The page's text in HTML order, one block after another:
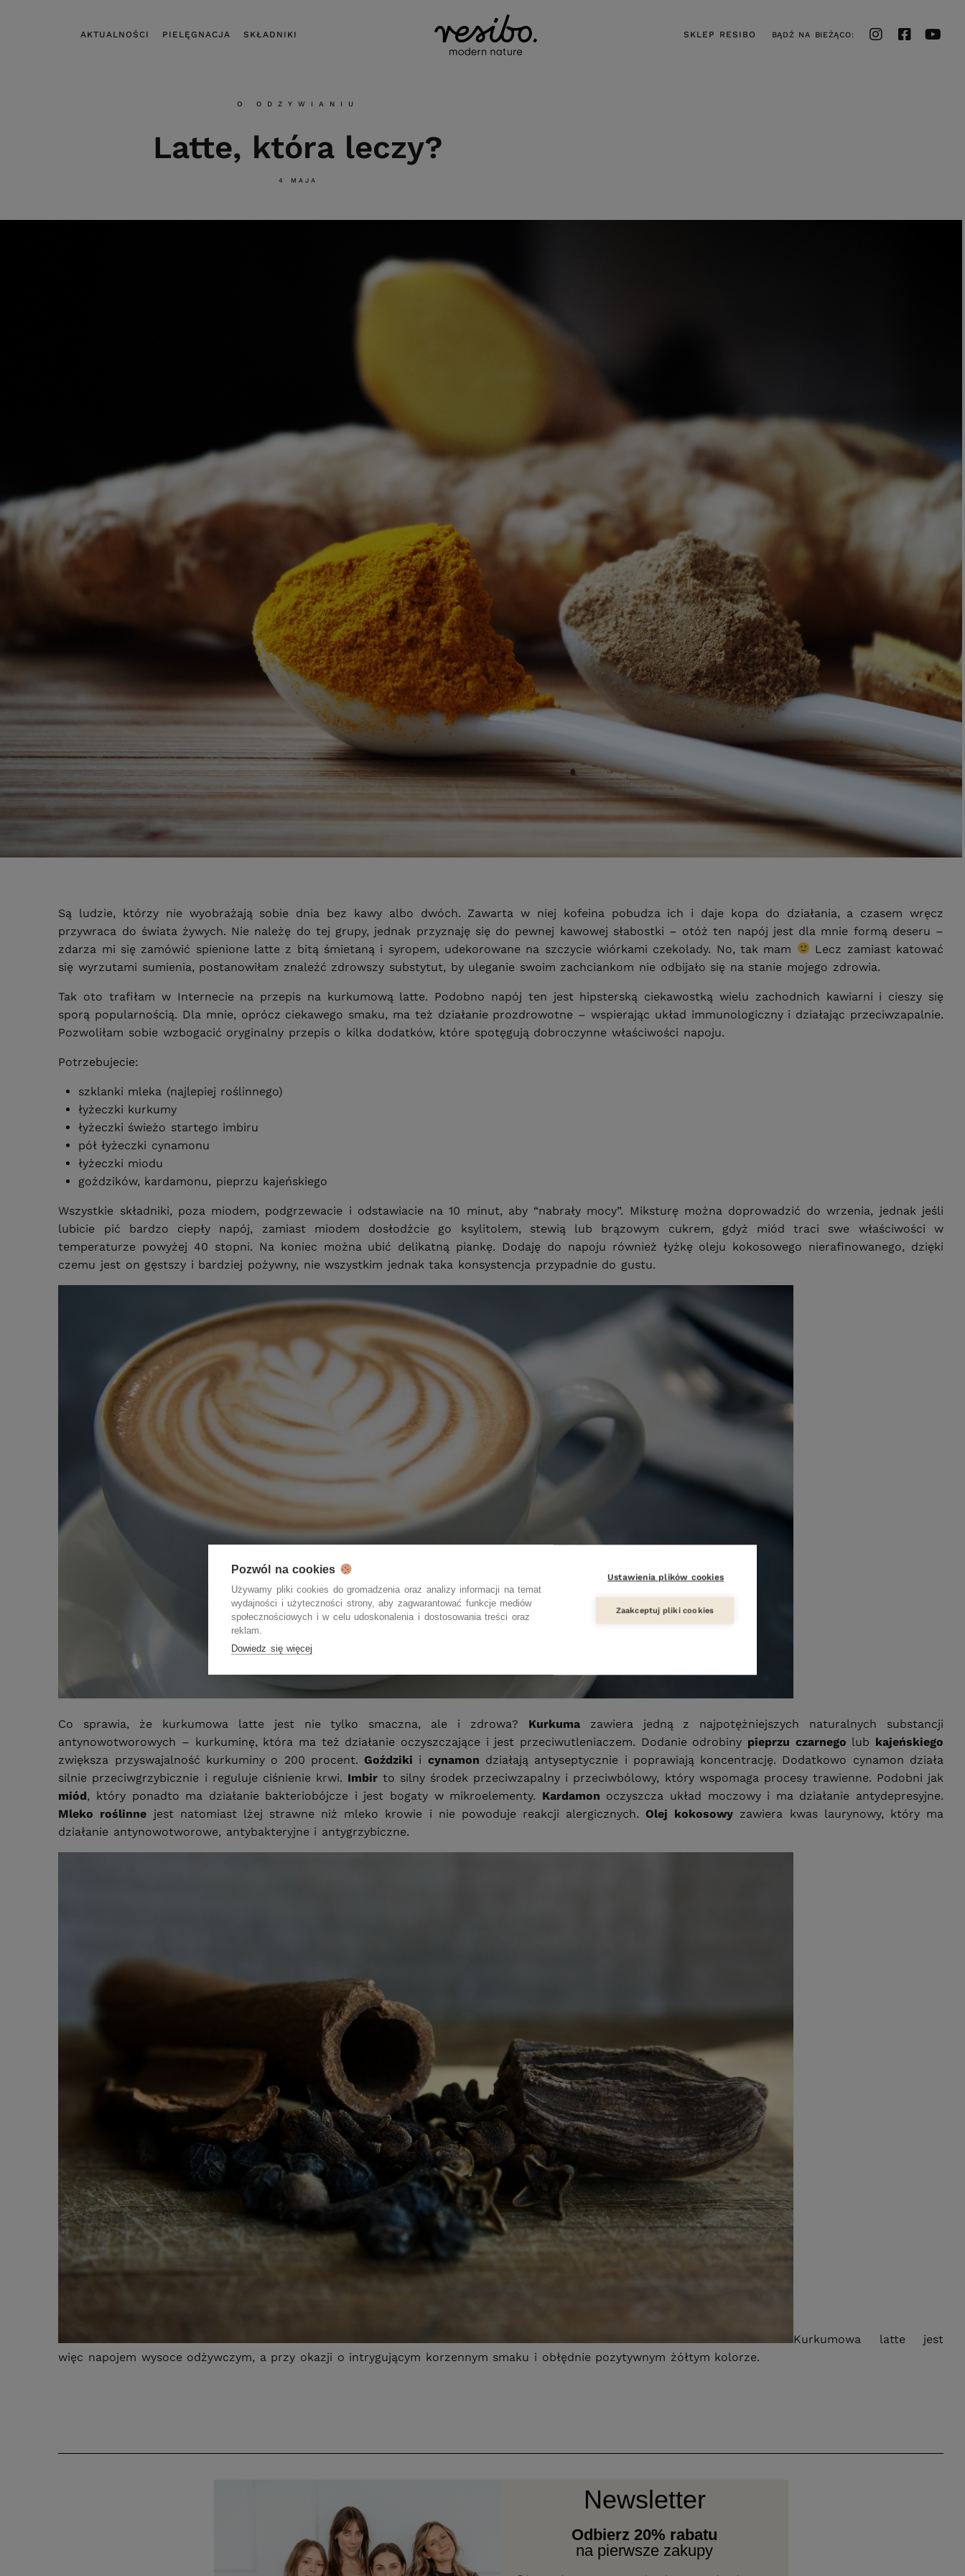
AKTUALNOŚCI PIELĘGNACJA SKŁADNIKI SKLEP RESIBO BĄDŹ NA BIEŻĄCO:
O ODZYWIANIU
Latte, która leczy?
4 MAJA
Są ludzie, którzy nie wyobrażają sobie dnia bez kawy albo dwóch. Zawarta w niej kofeina pobudza ich i daje kopa do działania, a czasem wręcz
przywraca do świata żywych. Nie należę do tej grupy, jednak przyznaję się do pewnej kawowej słabostki – otóż ten napój jest dla mnie formą deseru –
zdarza mi się zamówić spienione latte z bitą śmietaną i syropem, udekorowane na szczycie wiórkami czekolady. No, tak mam
Lecz zamiast katować
się wyrzutami sumienia, postanowiłam znaleźć zdrowszy substytut, by uleganie swoim zachciankom nie odbijało się na stanie mojego zdrowia.
Tak oto trafiłam w Internecie na przepis na kurkumową latte. Podobno napój ten jest hipsterską ciekawostką wielu zachodnich kawiarni i cieszy się
sporą popularnością. Dla mnie, oprócz ciekawego smaku, ma też działanie prozdrowotne – wspierając układ immunologiczny i działając przeciwzapalnie.
Pozwoliłam sobie wzbogacić oryginalny przepis o kilka dodatków, które spotęgują dobroczynne właściwości napoju.
Potrzebujecie:
szklanki mleka (najlepiej roślinnego)
łyżeczki kurkumy
łyżeczki świeżo startego imbiru
pół łyżeczki cynamonu
łyżeczki miodu
goździków, kardamonu, pieprzu kajeńskiego
Wszystkie składniki, poza miodem, podgrzewacie i odstawiacie na 10 minut, aby “nabrały mocy”. Miksturę można doprowadzić do wrzenia, jednak jeśli
lubicie pić bardzo ciepły napój, zamiast miodem dosłodźcie go ksylitolem, stewią lub brązowym cukrem, gdyż miód traci swe właściwości w
temperaturze powyżej 40 stopni. Na koniec można ubić delikatną piankę. Dodaję do napoju również łyżkę oleju kokosowego nierafinowanego, dzięki
czemu jest on gęstszy i bardziej pożywny, nie wszystkim jednak taka konsystencja przypadnie do gustu.
Co sprawia, że kurkumowa latte jest nie tylko smaczna, ale i zdrowa? Kurkuma zawiera jedną z najpotężniejszych naturalnych substancji
antynowotworowych – kurkuminę, która ma też działanie oczyszczające i jest przeciwutleniaczem. Dodanie odrobiny pieprzu czarnego lub kajeńskiego
zwiększa przyswajalność kurkuminy o 200 procent.Goździki i cynamon działają antyseptycznie i poprawiają koncentrację. Dodatkowo cynamon działa
silnie przeciwgrzybicznie i reguluje ciśnienie krwi. Imbir to silny środek przeciwzapalny i przeciwbólowy, który wspomaga procesy trawienne. Podobni jak
miód, który ponadto ma działanie bakteriobójcze i jest bogaty w mikroelementy. Kardamon oczyszcza układ moczowy i ma działanie antydepresyjne.
Mleko roślinne jest natomiast lżej strawne niż mleko krowie i nie powoduje reakcji alergicznych. Olej kokosowy zawiera kwas laurynowy, który ma
działanie antynowotworowe, antybakteryjne i antygrzybiczne.
Kurkumowa latte jest
więc napojem wysoce odżywczym, a przy okazji o intrygującym korzennym smaku i obłędnie pozytywnym żółtym kolorze.
Pozwól na cookies
Używamy pliki cookies do gromadzenia oraz analizy informacji na temat
wydajności i użyteczności strony, aby zagwarantować funkcje mediów
społecznościowych i w celu udoskonalenia i dostosowania treści oraz
reklam.
Dowiedz się więcej
Ustawienia plików cookies
Zaakceptuj pliki cookies